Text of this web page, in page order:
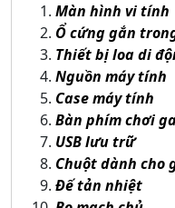
Màn hình vi tính
Ổ cứng gắn
Thiết bị loa di
Nguồn máy tính
Case máy tính
Bàn phím chơi
USB lưu trữ
Chuột dành cho
Đế tản nhiệt